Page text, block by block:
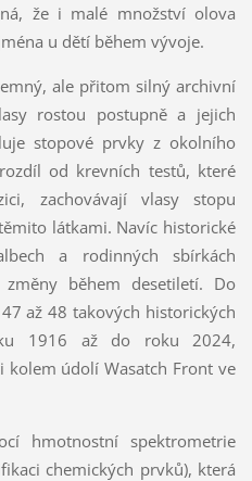
že i malé množství olova
u dětí během vývoje.
ale přitom silný archivní
rostou postupně a jejich
stopové prvky z okolního
od krevních testů, které
zachovávají vlasy stopu
látkami. Navíc historické
a rodinných sbírkách
během desetiletí. Do
až 48 takových historických
1916 až do roku 2024,
kolem údolí Wasatch Front ve
hmotnostní spektrometrie
chemických prvků), která